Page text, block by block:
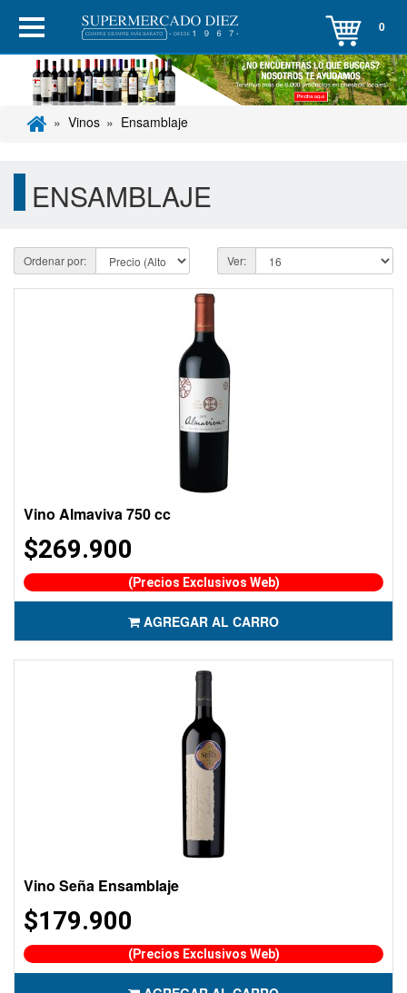
0
Vinos Ensamblaje
ENSAMBLAJE
Ordenar por: Ver:
Vino Almaviva 750 cc
$269.900
(Precios Exclusivos Web)
AGREGAR AL CARRO
Vino Seña Ensamblaje
$179.900
(Precios Exclusivos Web)